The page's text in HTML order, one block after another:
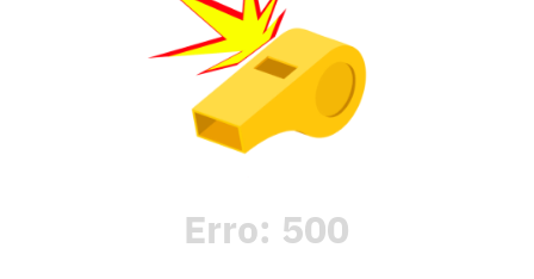
Erro: 500